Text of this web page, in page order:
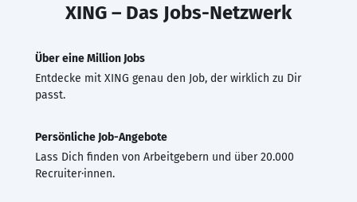
XING – Das Jobs-Netzwerk
Über eine Million Jobs
Entdecke mit XING genau den Job, der wirklich zu Dir
passt.
Persönliche Job-Angebote
Lass Dich finden von Arbeitgebern und über 20.000
Recruiter·innen.